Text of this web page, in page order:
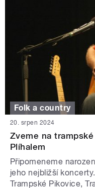
Folk a country
20. srpen 2024
Zveme na
Plíhalem
Připomeneme
jeho nejbližší
Trampské Pikovice,